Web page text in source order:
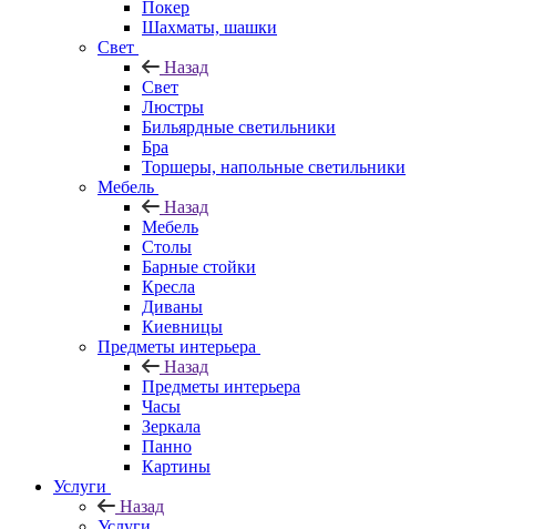
Покер
Шахматы, шашки
Свет
Назад
Свет
Люстры
Бильярдные светильники
Бра
Торшеры, напольные светильники
Мебель
Назад
Мебель
Столы
Барные стойки
Кресла
Диваны
Киевницы
Предметы интерьера
Назад
Предметы интерьера
Часы
Зеркала
Панно
Картины
Услуги
Назад